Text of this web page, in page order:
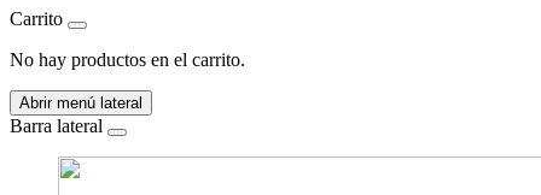
Carrito
No hay productos en el carrito.
Abrir menú lateral
Barra lateral